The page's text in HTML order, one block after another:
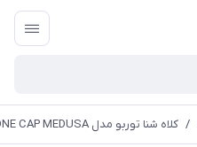
/ کلاه شنا توربو مدل TURBO SILICONE CAP MEDUSA